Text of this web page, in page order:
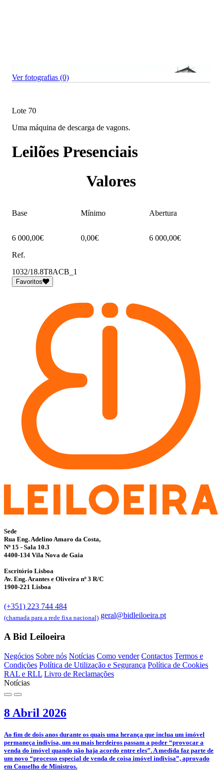
Ver fotografias (0)
Lote 70
Uma máquina de descarga de vagons.
Leilões Presenciais
Valores
Base Mínimo Abertura
6 000,00€ 0,00€
6 000,00€
Ref.
1032/18.8T8ACB_1
Favoritos
Sede
Rua Eng. Adelino Amaro da Costa,
Nº 15 - Sala 10.3
4400-134 Vila Nova de Gaia
Escritório Lisboa
Av. Eng. Arantes e Oliveira nº 3 R/C
1900-221 Lisboa
(+351) 223 744 484
(chamada para a rede fixa nacional) geral@bidleiloeira.pt
A Bid Leiloeira
Negócios Sobre nós Notícias Como vender Contactos Termos e
Condições Política de Utilização e Segurança Política de Cookies
RAL e RLL Livro de Reclamações
Notícias
8 Abril 2026
­Ao fim de dois anos durante os quais uma herança que inclua um imóvel
permaneça indivisa, um ou mais herdeiros passam a poder “provocar a
venda do imóvel quando não haja acordo entre eles”. A medida faz parte de
um novo “processo especial de venda de coisa imóvel indivisa”, aprovado
em Conselho de Ministros.